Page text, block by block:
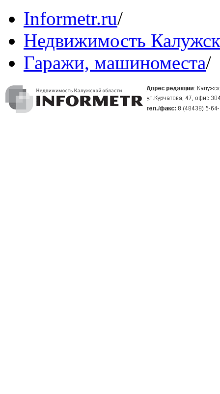
Informetr.ru/
Недвижимость
Гаражи, машиноместа/